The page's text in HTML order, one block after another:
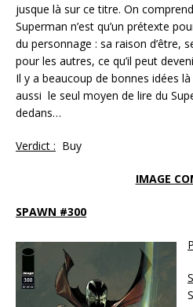
jusque là sur ce titre. On
Superman n’est qu’un prétexte
du personnage : sa raison d’être,
pour les autres, ce qu’il peut
Il y a beaucoup de bonnes idées
aussi le seul moyen de lire du
dedans…
Verdict : Buy
IMAGE
SPAWN #300